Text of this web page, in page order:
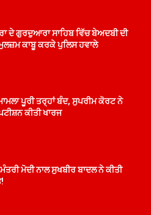
ਦੇ ਗੁਰਦੁਆਰਾ ਸਾਹਿਬ ਵਿੱਚ ਬੇਅਦਬੀ ਦੀ
ਕਾਬੂ ਕਰਕੇ ਪੁਲਿਸ ਹਵਾਲੇ
ਪੂਰੀ ਤਰ੍ਹਾਂ ਬੰਦ, ਸੁਪਰੀਮ ਕੋਰਟ ਨੇ
ਕੀਤੀ ਖਾਰਜ
ਮੋਦੀ ਨਾਲ ਸੁਖਬੀਰ ਬਾਦਲ ਨੇ ਕੀਤੀ